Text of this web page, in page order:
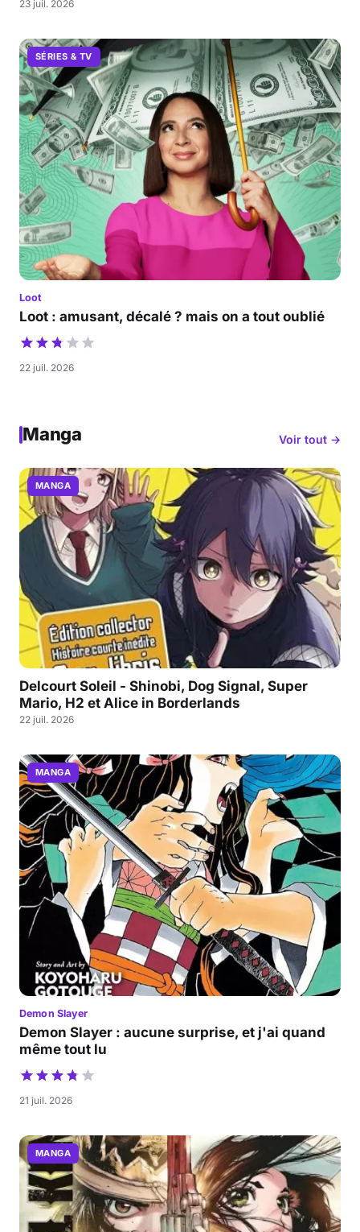
23 juil. 2026
SÉRIES & TV
Loot
Loot : amusant, décalé ? mais on a tout oublié
22 juil. 2026
Manga Voir tout →
MANGA
Delcourt Soleil - Shinobi, Dog Signal, Super
Mario, H2 et Alice in Borderlands
22 juil. 2026
MANGA
Demon Slayer
Demon Slayer : aucune surprise, et j'ai quand
même tout lu
21 juil. 2026
MANGA